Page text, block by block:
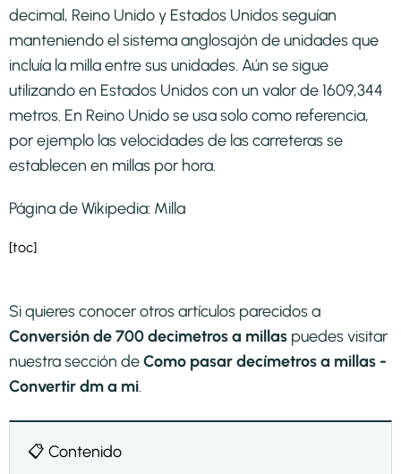
decimal, Reino Unido y Estados Unidos seguían
manteniendo el sistema anglosajón de unidades que
incluía la milla entre sus unidades. Aún se sigue
utilizando en Estados Unidos con un valor de 1609,344
metros. En Reino Unido se usa solo como referencia,
por ejemplo las velocidades de las carreteras se
establecen en millas por hora.
Página de Wikipedia: Milla
[toc]
Si quieres conocer otros artículos parecidos a
Conversión de 700 decimetros a millas puedes visitar
nuestra sección deComo pasar decímetros a millas -
Convertir dm a mi.
📋 Contenido